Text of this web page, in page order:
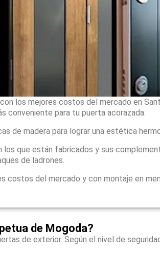
con los mejores costos del mercado en
conveniente para tu puerta acorazada.
de madera para lograr una estética
que están fabricados y sus
de ladrones.
costos del mercado y con montaje en
de Mogoda?
de exterior. Según el nivel de